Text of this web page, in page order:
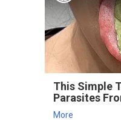
This Simple
Parasites
More